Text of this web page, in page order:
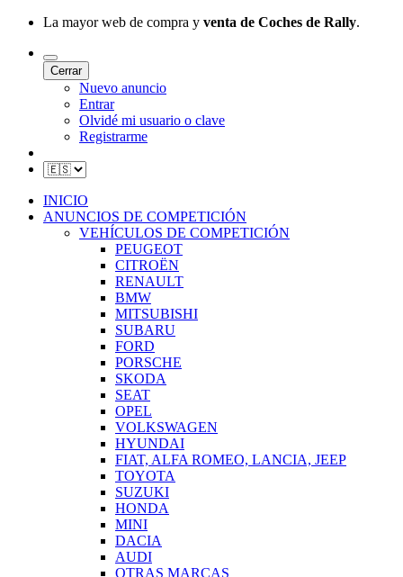
La mayor web de compra y venta de Coches de Rally.
Cerrar
Nuevo anuncio
Entrar
Olvidé mi usuario o clave
Registrarme
INICIO
ANUNCIOS DE COMPETICIÓN
VEHÍCULOS DE COMPETICIÓN
PEUGEOT
CITROËN
RENAULT
BMW
MITSUBISHI
SUBARU
FORD
PORSCHE
SKODA
SEAT
OPEL
VOLKSWAGEN
HYUNDAI
FIAT, ALFA ROMEO, LANCIA, JEEP
TOYOTA
SUZUKI
HONDA
MINI
DACIA
AUDI
OTRAS MARCAS